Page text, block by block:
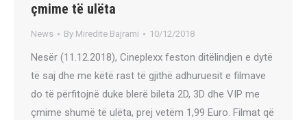
çmime të ulëta
News By Miredite Bajrami 10/12/2018
Nesër (11.12.2018), Cineplexx feston ditëlindjen e dytë
të saj dhe me këtë rast të gjithë adhuruesit e filmave
do të përfitojnë duke blerë bileta 2D, 3D dhe VIP me
çmime shumë të ulëta, prej vetëm 1,99 Euro. Filmat që